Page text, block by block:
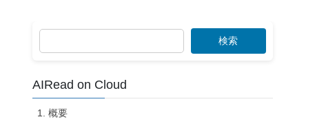
検索
AIRead on Cloud
1. 概要